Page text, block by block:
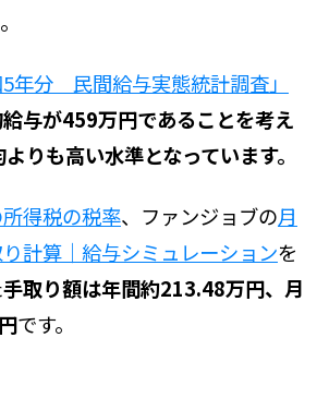
年分 民間給与実態統計調査」
与が459万円であることを考え
りも高い水準となっています。
得税の税率、ファンジョブの月
計算｜給与シミュレーションを
手取り額は年間約213.48万円、月
です。